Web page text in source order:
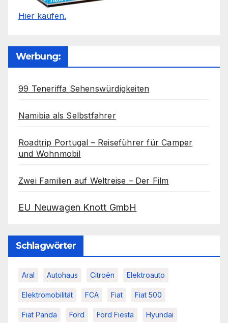
Hier kaufen.
Werbung:
99 Teneriffa Sehenswürdigkeiten
Namibia als Selbstfahrer
Roadtrip Portugal – Reiseführer für Camper
und Wohnmobil
Zwei Familien auf Weltreise – Der Film
EU Neuwagen Knott GmbH
Schlagwörter
Aral Autohaus Citroën Elektroauto
Elektromobilität FCA Fiat Fiat 500
Fiat Panda Ford Ford Fiesta Hyundai